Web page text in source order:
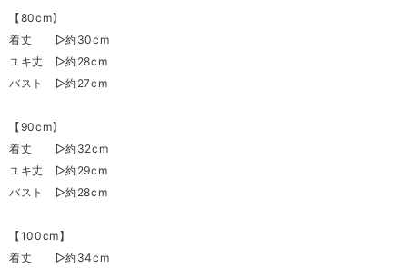
【80cm】
着丈 ▷約30cm
ユキ丈 ▷約28cm
バスト ▷約27cm
【90cm】
着丈 ▷約32cm
ユキ丈 ▷約29cm
バスト ▷約28cm
【100cm】
着丈 ▷約34cm